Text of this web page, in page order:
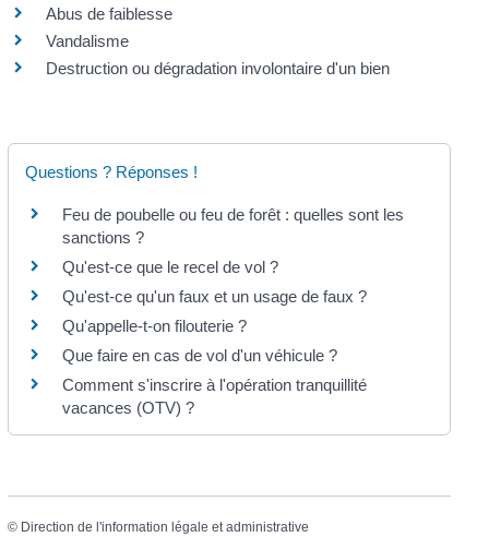
Abus de faiblesse
Vandalisme
Destruction ou dégradation involontaire d'un bien
Questions ? Réponses !
Feu de poubelle ou feu de forêt : quelles sont les
sanctions ?
Qu'est-ce que le recel de vol ?
Qu'est-ce qu'un faux et un usage de faux ?
Qu'appelle-t-on filouterie ?
Que faire en cas de vol d'un véhicule ?
Comment s'inscrire à l'opération tranquillité
vacances (OTV) ?
© Direction de l'information légale et administrative